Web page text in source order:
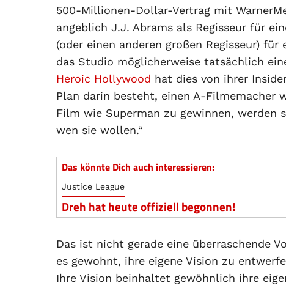
500-Millionen-Dollar-Vertrag mit
angeblich J.J. Abrams als Regisseur für
(oder einen anderen großen Regisseur)
das Studio möglicherweise tatsächlich
Heroic Hollywood hat dies von ihrer
Plan darin besteht, einen A-Filmemacher
Film wie Superman zu gewinnen, werden
wen sie wollen.“
Das könnte Dich auch interessieren:
Justice League
Dreh hat heute offiziell begonnen!
Das ist nicht gerade eine überraschende
es gewohnt, ihre eigene Vision zu
Ihre Vision beinhaltet gewöhnlich ihre